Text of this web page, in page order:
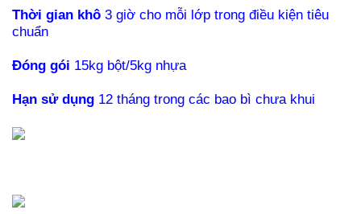
Thời gian khô 3 giờ cho mỗi lớp trong điều kiện tiêu
chuẩn
Đóng gói 15kg bột/5kg nhựa
Hạn sử dụng 12 tháng trong các bao bì chưa khui